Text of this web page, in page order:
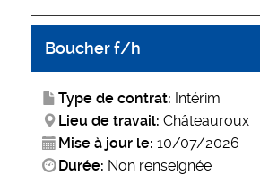
Boucher f/h
Type de contrat: Intérim
Lieu de travail: Châteauroux
Mise à jour le: 10/07/2026
Durée: Non renseignée